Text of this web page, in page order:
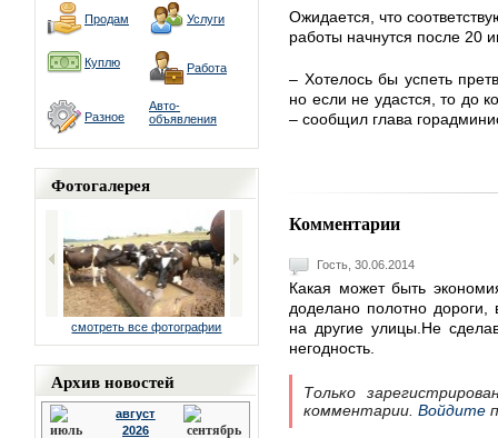
Продам Услуги
Куплю Работа
Разное
Авто-
объявления
Фотогалерея
смотреть все фотографии
Архив новостей
август
2026
Ожидается, что
работы начнутся после 20
– Хотелось бы успеть
но если не удастся, то до
– сообщил глава
Комментарии
Гость, 30.06.2014
Какая может быть
доделано полотно
на другие улицы.Не
негодность.
Только
комментарии. Войдите